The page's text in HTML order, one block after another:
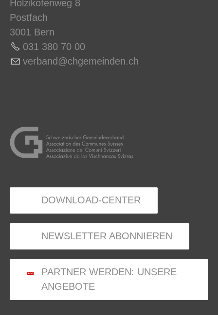
Holzikofenweg 8
Postfach
3001 Bern
031 380 70 00
v rb nd chg m nd n ch
DOWNLOAD-CENTER
NEWSLETTER ABONNIEREN
PARTNER WERDEN: UNSERE
ANGEBOTE